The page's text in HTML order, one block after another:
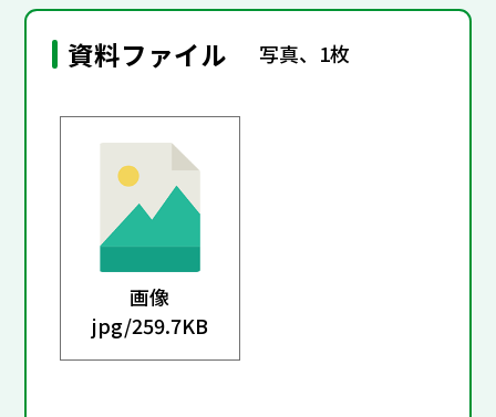
資料ファイル 写真、1枚
画像
jpg/259.7KB